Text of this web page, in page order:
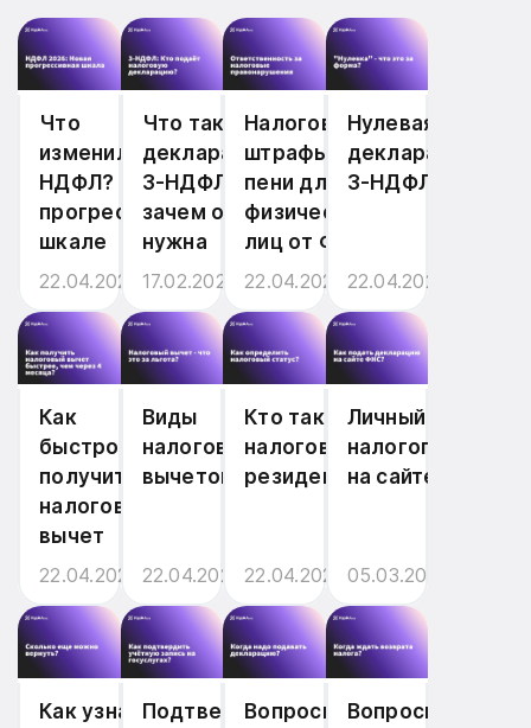
Что
изменилось в
НДФЛ? Все о
прогрессивной
шкале
22.04.2026
Что такое
декларация
3-НДФЛ и
зачем она
нужна
17.02.2026
Налоговые
штрафы и
пени для
физических
лиц от ФНС
22.04.2026
Нулевая
декларация
3-НДФЛ
22.04.2026
Как
быстро
получить
налоговый
вычет
22.04.2026
Виды
налоговых
вычетов
22.04.2026
Кто такой
налоговый
резидент
22.04.2026
Личный кабинет
на сайте налог.ру
05.03.2025
Как узнатьПодтверждение
Вопросы иВопросы и